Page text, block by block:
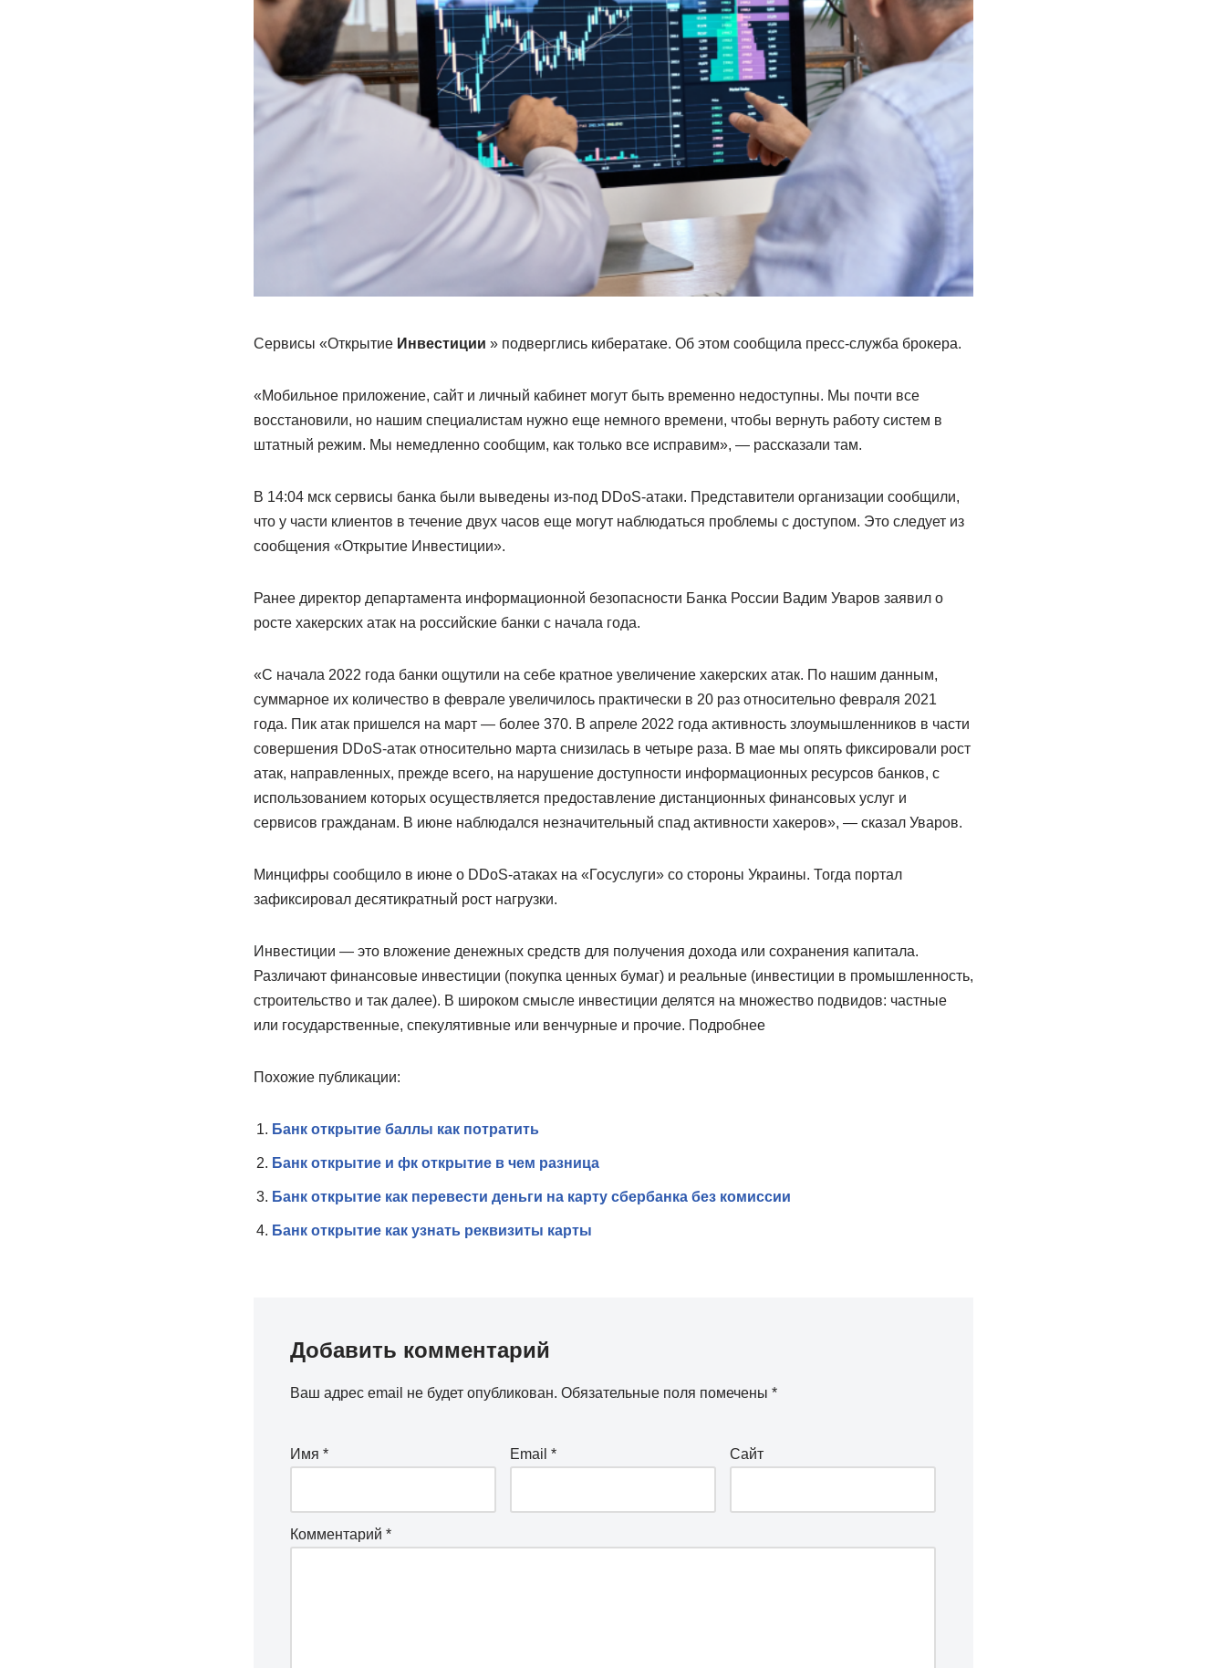
Сервисы «Открытие Инвестиции » подверглись кибератаке. Об этом сообщила пресс-служба брокера.
«Мобильное приложение, сайт и личный кабинет могут быть временно недоступны. Мы почти все
восстановили, но нашим специалистам нужно еще немного времени, чтобы вернуть работу систем в
штатный режим. Мы немедленно сообщим, как только все исправим», — рассказали там.
В 14:04 мск сервисы банка были выведены из-под DDoS-атаки. Представители организации сообщили,
что у части клиентов в течение двух часов еще могут наблюдаться проблемы с доступом. Это следует из
сообщения «Открытие Инвестиции».
Ранее директор департамента информационной безопасности Банка России Вадим Уваров заявил о
росте хакерских атак на российские банки с начала года.
«С начала 2022 года банки ощутили на себе кратное увеличение хакерских атак. По нашим данным,
суммарное их количество в феврале увеличилось практически в 20 раз относительно февраля 2021
года. Пик атак пришелся на март — более 370. В апреле 2022 года активность злоумышленников в части
совершения DDoS-атак относительно марта снизилась в четыре раза. В мае мы опять фиксировали рост
атак, направленных, прежде всего, на нарушение доступности информационных ресурсов банков, с
использованием которых осуществляется предоставление дистанционных финансовых услуг и
сервисов гражданам. В июне наблюдался незначительный спад активности хакеров», — сказал Уваров.
Минцифры сообщило в июне о DDoS-атаках на «Госуслуги» со стороны Украины. Тогда портал
зафиксировал десятикратный рост нагрузки.
Инвестиции — это вложение денежных средств для получения дохода или сохранения капитала.
Различают финансовые инвестиции (покупка ценных бумаг) и реальные (инвестиции в промышленность,
строительство и так далее). В широком смысле инвестиции делятся на множество подвидов: частные
или государственные, спекулятивные или венчурные и прочие. Подробнее
Похожие публикации:
Банк открытие баллы как потратить
Банк открытие и фк открытие в чем разница
Банк открытие как перевести деньги на карту сбербанка без комиссии
Банк открытие как узнать реквизиты карты
Добавить комментарий
Ваш адрес email не будет опубликован. Обязательные поля помечены *
Имя * Email * Сайт
Комментарий *